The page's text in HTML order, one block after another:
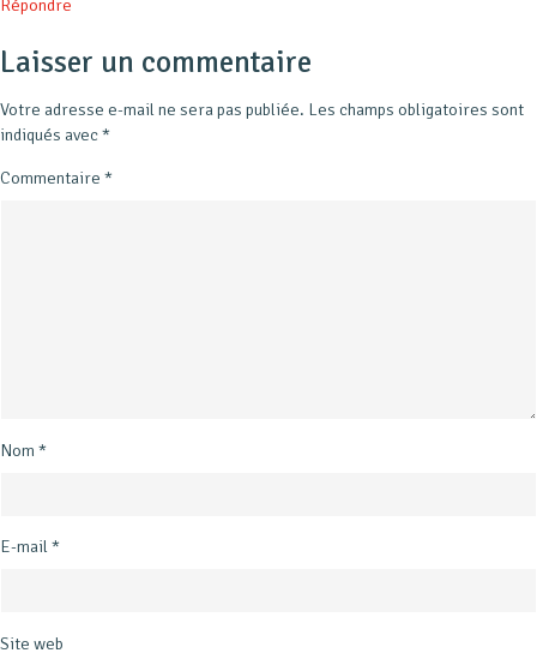
Répondre
Laisser un commentaire
Votre adresse e-mail ne sera pas publiée. Les champs obligatoires sont
indiqués avec*
Commentaire *
Nom *
E-mail*
Site web